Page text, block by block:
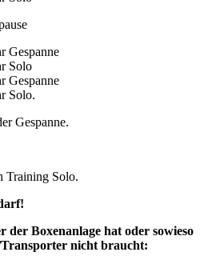
Gespanne
Solo
Gespanne
Solo.
Gespanne.
Training Solo.
der Boxenanlage hat oder sowieso
nicht braucht: